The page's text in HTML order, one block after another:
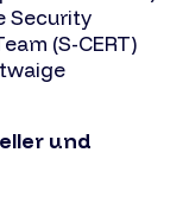
Security
(S-CERT)
und